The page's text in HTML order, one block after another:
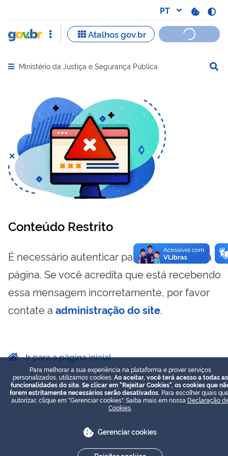
Abrir menu principal de navegação
Ministério da Justiça e Segurança Pública
Conteúdo Restrito
É necessário autenticar para visualizar essa
página. Se você acredita que está recebendo
essa mensagem incorretamente, por favor
contate a administração do site.
Ir para a página inicial
Para melhorar a sua experiência na plataforma e prover serviços
personalizados, utilizamos cookies. Ao aceitar, você terá acesso a todas as
funcionalidades do site. Se clicar em "Rejeitar Cookies", os cookies que
forem estritamente necessários serão desativados. Para escolher quais
autorizar, clique em "Gerenciar cookies". Saiba mais em nossa Declaração
Cookies
Gerenciar cookies